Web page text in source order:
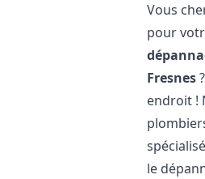
Vous
pour
Fresnes
endroit !
le